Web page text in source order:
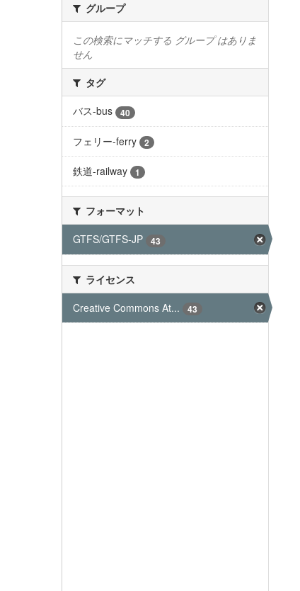
グループ
この検索にマッチする グループ はありま
せん
タグ
バス-bus
40
フェリー-ferry 2
鉄道-railway 1
フォーマット
GTFS/GTFS-JP
43
ライセンス
Creative Commons At...
43